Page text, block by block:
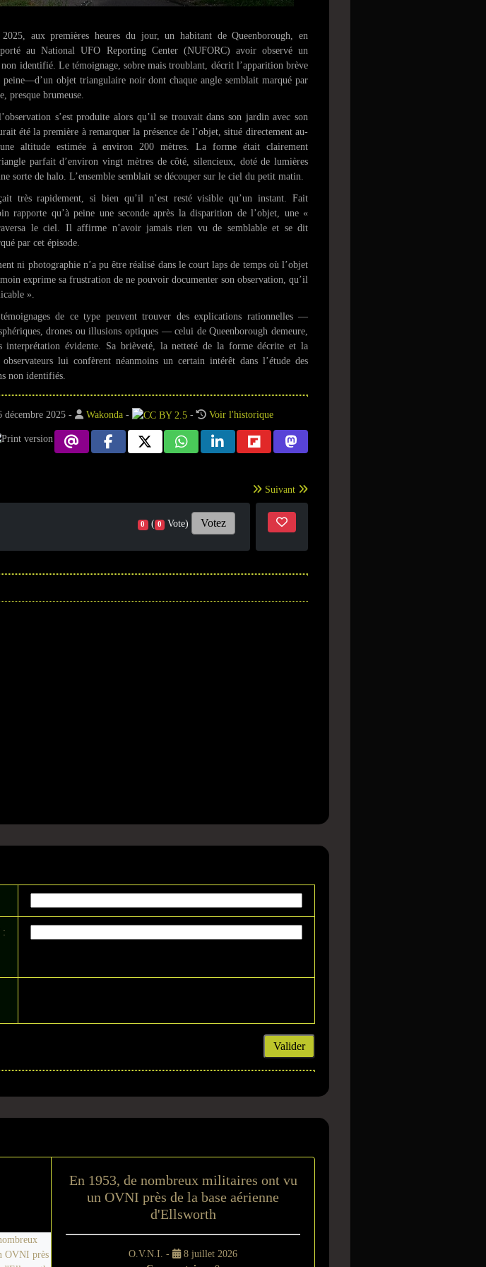
aux premières heures du jour, un habitant de Queenborough, en
au National UFO Reporting Center (NUFORC) avoir observé un
non identifié. Le témoignage, sobre mais troublant, décrit l’apparition brève
objet triangulaire noir dont chaque angle semblait marqué par
presque brumeuse.
s’est produite alors qu’il se trouvait dans son jardin avec son
été la première à remarquer la présence de l’objet, situé directement au-
altitude estimée à environ 200 mètres. La forme était clairement
parfait d’environ vingt mètres de côté, silencieux, doté de lumières
sorte de halo. L’ensemble semblait se découper sur le ciel du petit matin.
très rapidement, si bien qu’il n’est resté visible qu’un instant. Fait
rapporte qu’à peine une seconde après la disparition de l’objet, une «
le ciel. Il affirme n’avoir jamais rien vu de semblable et se dit
par cet épisode.
ni photographie n’a pu être réalisé dans le court laps de temps où l’objet
exprime sa frustration de ne pouvoir documenter son observation, qu’il
».
de ce type peuvent trouver des explications rationnelles —
drones ou illusions optiques — celui de Queenborough demeure,
interprétation évidente. Sa brièveté, la netteté de la forme décrite et la
observateurs lui confèrent néanmoins un certain intérêt dans l’étude des
non identifiés.
décembre 2025 - Wakonda - - Voir l'historique
Suivant
0 ( 0 Vote) Votez
:
Valider
En 1953, de nombreux militaires ont vu
un OVNI près de la base aérienne
d'Ellsworth
O.V.N.I. -
8 juillet 2026